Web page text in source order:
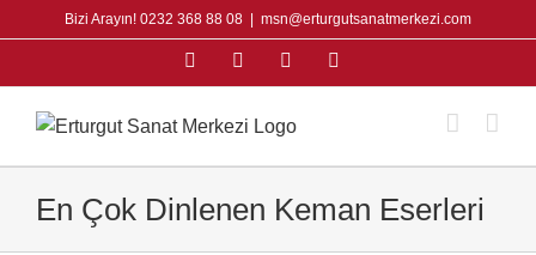
to
Bizi Arayın! 0232 368 88 08 msn@erturgutsanatmerkezi.com
FacebookInstagram
En Çok Dinlenen Keman Eserleri